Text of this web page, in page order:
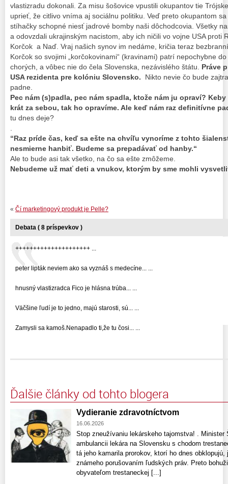
vlastizradu dokonali. Za misu šošovice vpustili okupantov tie
uprieť, že citlivo vníma aj sociálnu politiku. Veď preto okupantom
stíhačky schopné niesť jadrové bomby naši dôchodcovia. Všetky
a odovzdali ukrajinským nacistom, aby ich ničili vo vojne USA proti
Korčok a Naď. Vraj našich synov im nedáme, kričia teraz
Korčok so svojimi „korčokovinami“ (kravinami) patrí nepochybne
chorých, a vôbec nie do čela Slovenska, nezávislého štátu. Práve
USA rezidenta pre kolóniu Slovensko.
Nikto nevie čo bude
padne.
Pec nám (s)padla, pec nám spadla, ktože nám ju opraví?
krát za sebou, tak ho opravíme. Ale keď nám raz definitívne
tu dnes deje?
“Raz príde čas, keď sa ešte na chvíľu vynoríme z tohto
nesmierne hanbiť. Budeme sa prepadávať od hanby.“
Ale to bude asi tak všetko, na čo sa ešte zmôžeme.
Nebudeme už mať deti a vnukov, ktorým by sme mohli
« Čí marketingový produkt je Pelle?
Debata ( 8 príspevkov )
+++++++++++++++++++++ ...
peter lipták neviem ako sa vyznáš s medecíne... ...
hnusný vlastizradca Fico je hlásna trúba... ...
Väčšine ľudí je to jedno, majú starosti, sú... ...
Zamysli sa kamoš.Nenapadlo ti,že tu čosi... ...
Ďalšie články od tohto blogera
Vydieranie zdravotníctvom
16.06.2026
Stop zneužívaniu lekárskeho tajomstva! .
ambulancii lekára na Slovensku s chodom
tá jeho kamarila prorokov, ktorí ho dnes
známeho porušovaním ľudských práv. Preto
obyvateľom trestaneckej [...]